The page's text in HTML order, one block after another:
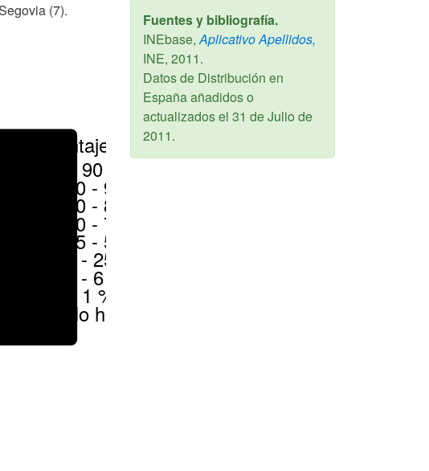
(7).
Porcentajes
> 90 %
80 - 90 %
70 - 80 %
50 - 70 %
25 - 50 %
6 - 25 %
1 - 6 %
< 1 %
No hay
Fuentes y bibliografía.
INEbase,Aplicativo Apellidos,
INE, 2011.
Datos de Distribución en
España añadidos o
actualizados el 31 de Julio de
2011.